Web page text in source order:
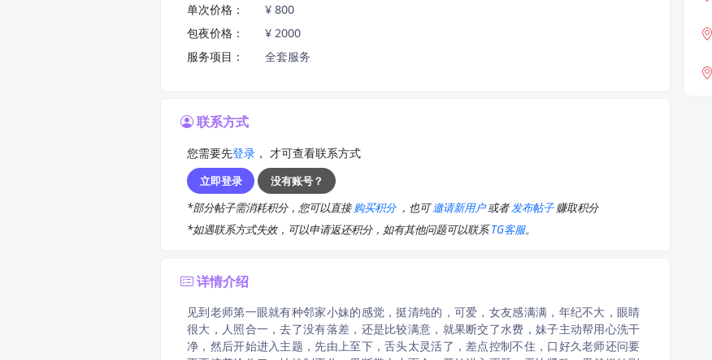
单次价格：
¥ 800
包夜价格：
¥ 2000
服务项目：
全套服务
联系方式
您需要先登录 ， 才可查看联系方式
立即登录
没有账号？
*部分帖子需消耗积分，您可以直接购买积分 ，也可邀请新用户或者发布帖子赚取积分
*如遇联系方式失效，可以申请返还积分，如有其他问题可以联系TG客服。
详情介绍
见到老师第一眼就有种邻家小妹的感觉，挺清纯的，可爱，女友感满满，年纪不大，眼睛
很大，人照合一，去了没有落差，还是比较满意，就果断交了水费，妹子主动帮用心洗干
净，然后开始进入主题，先由上至下，舌头太灵活了，差点控制不住，口好久老师还问要